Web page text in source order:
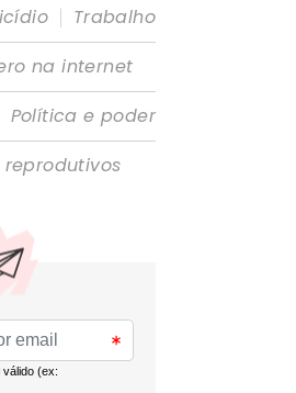
| Trabalho
na internet
Política e poder
reprodutivos